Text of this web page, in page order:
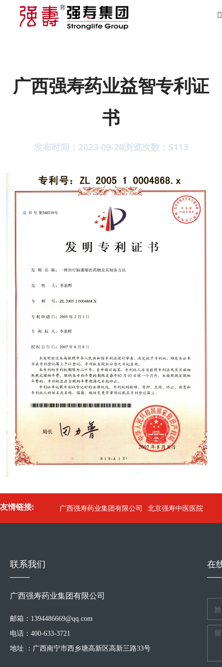
广西强寿药业益智专利证
书
发布时间：2023-09-20浏览次数： 5113
友情链接: 广西强寿药业集团有限公司 北京强寿中医医院
联系我们
广西强寿药业集团有限公司
邮箱：1394486669@qq.com
电话：400-633-3721
地址 ：广西南宁市西乡塘高新区高新三路33号
在